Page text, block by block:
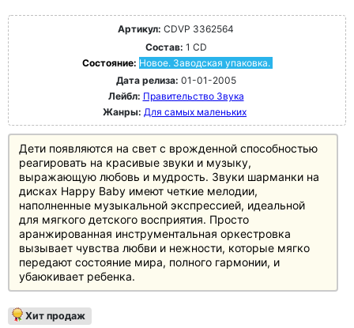
Артикул: CDVP 3362564
Состав: 1 CD
Состояние: Новое. Заводская упаковка.
Дата релиза: 01-01-2005
Лейбл: Правительство Звука
Жанры: Для самых маленьких
Дети появляются на свет с врожденной способностью
реагировать на красивые звуки и музыку,
выражающую любовь и мудрость. Звуки шарманки на
дисках Happy Baby имеют четкие мелодии,
наполненные музыкальной экспрессией, идеальной
для мягкого детского восприятия. Просто
аранжированная инструментальная оркестровка
вызывает чувства любви и нежности, которые мягко
передают состояние мира, полного гармонии, и
убаюкивает ребенка.
Хит продаж